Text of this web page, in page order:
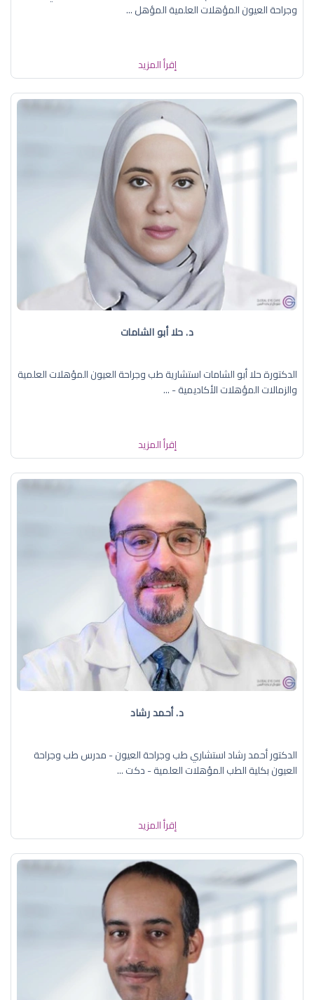
وجراحة العيون المؤهلات العلمية المؤهل ...
إقرأ المزيد
د. حلا أبو الشامات
الدكتورة حلا أبو الشامات استشارية طب وجراحة العيون المؤهلات العلمية
والزمالات المؤهلات الأكاديمية - ...
إقرأ المزيد
د. ‏أحمد رشاد
الدكتور أحمد رشاد استشاري طب وجراحة العيون - مدرس طب وجراحة
العيون بكلية الطب المؤهلات العلمية - دكت ...
إقرأ المزيد